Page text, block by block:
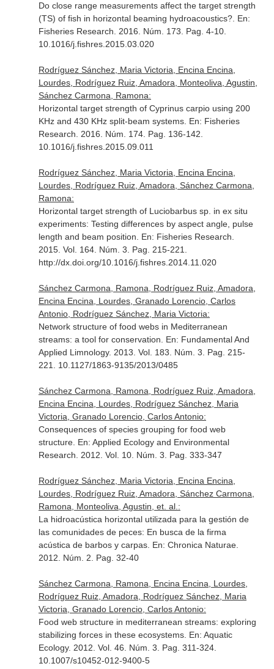
Do close range measurements affect the target strength
(TS) of fish in horizontal beaming hydroacoustics?. En:
Fisheries Research . 2016. Núm. 173. Pag. 4-10.
10.1016/j.fishres.2015.03.020
Rodríguez Sánchez, Maria Victoria, Encina Encina,
Lourdes, Rodríguez Ruiz, Amadora, Monteoliva, Agustin,
Sánchez Carmona, Ramona:
Horizontal target strength of Cyprinus carpio using 200
KHz and 430 KHz split-beam systems. En: Fisheries
Research . 2016. Núm. 174. Pag. 136-142.
10.1016/j.fishres.2015.09.011
Rodríguez Sánchez, Maria Victoria, Encina Encina,
Lourdes, Rodríguez Ruiz, Amadora, Sánchez Carmona,
Ramona:
Horizontal target strength of Luciobarbus sp. in ex situ
experiments: Testing differences by aspect angle, pulse
length and beam position. En: Fisheries Research
2015. Vol. 164. Núm. 3. Pag. 215-221.
http://dx.doi.org/10.1016/j.fishres.2014.11.020
Sánchez Carmona, Ramona, Rodríguez Ruiz, Amadora,
Encina Encina, Lourdes, Granado Lorencio, Carlos
Antonio, Rodríguez Sánchez, Maria Victoria:
Network structure of food webs in Mediterranean
streams: a tool for conservation. En: Fundamental And
Applied Limnology. 2013. Vol. 183. Núm. 3. Pag. 215-
221. 10.1127/1863-9135/2013/0485
Sánchez Carmona, Ramona, Rodríguez Ruiz, Amadora,
Encina Encina, Lourdes, Rodríguez Sánchez, Maria
Victoria, Granado Lorencio, Carlos Antonio:
Consequences of species grouping for food web
structure. En: Applied Ecology and Environmental
Research . 2012. Vol. 10. Núm. 3. Pag. 333-347
Rodríguez Sánchez, Maria Victoria, Encina Encina,
Lourdes, Rodríguez Ruiz, Amadora, Sánchez Carmona,
Ramona, Monteoliva, Agustin, et. al.:
La hidroacústica horizontal utilizada para la gestión de
las comunidades de peces: En busca de la firma
acústica de barbos y carpas. En: Chronica Naturae.
2012. Núm. 2. Pag. 32-40
Sánchez Carmona, Ramona, Encina Encina, Lourdes,
Rodríguez Ruiz, Amadora, Rodríguez Sánchez, Maria
Victoria, Granado Lorencio, Carlos Antonio:
Food web structure in mediterranean streams: exploring
stabilizing forces in these ecosystems. En: Aquatic
Ecology. 2012. Vol. 46. Núm. 3. Pag. 311-324.
10.1007/s10452-012-9400-5